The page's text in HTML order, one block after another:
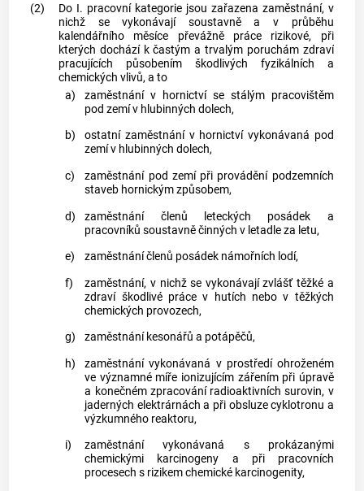
(2)
Do I. pracovní kategorie jsou zařazena zaměstnání, v
nichž se vykonávají soustavně a v průběhu
kalendářního měsíce převážně práce rizikové, při
kterých dochází k častým a trvalým poruchám zdraví
pracujících působením škodlivých fyzikálních a
chemických vlivů, a to
a)
zaměstnánív hornictví se stálým pracovištěm
pod zemí v hlubinných dolech,
b)
ostatní zaměstnánív hornictví vykonávaná pod
zemí v hlubinných dolech,
c)
zaměstnánípod zemí při provádění podzemních
staveb hornickým způsobem,
d)
zaměstnáníčlenů leteckých posádek a
pracovníků soustavně činných v letadle za letu,
e)
zaměstnáníčlenů posádek námořních lodí,
f)
zaměstnání, v nichž se vykonávají zvlášť těžké a
zdraví škodlivé práce v hutích nebo v těžkých
chemických provozech,
g)
zaměstnáníkesonářů a potápěčů,
h)
zaměstnánívykonávaná v prostředí ohroženém
ve významné míře ionizujícím zářením při úpravě
a konečném zpracování radioaktivních surovin, v
jaderných elektrárnách a při obsluze cyklotronu a
výzkumného reaktoru,
i)
zaměstnánívykonávaná s prokázanými
chemickými karcinogeny a při pracovních
procesech s rizikem chemické karcinogenity,